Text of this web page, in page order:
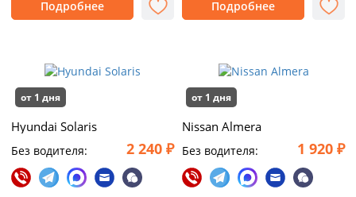
Подробнее Подробнее
от 1 дня
Hyundai Solaris
Без водителя: 2 240 ₽
от 1 дня
Nissan Almera
Без водителя: 1 920 ₽